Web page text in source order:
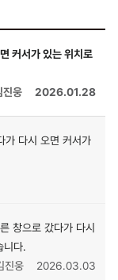
커서가 있는 위치로
진웅
2026.01.28
다시 오면 커서가
창으로 갔다가 다시
니다.
진웅
2026.03.03